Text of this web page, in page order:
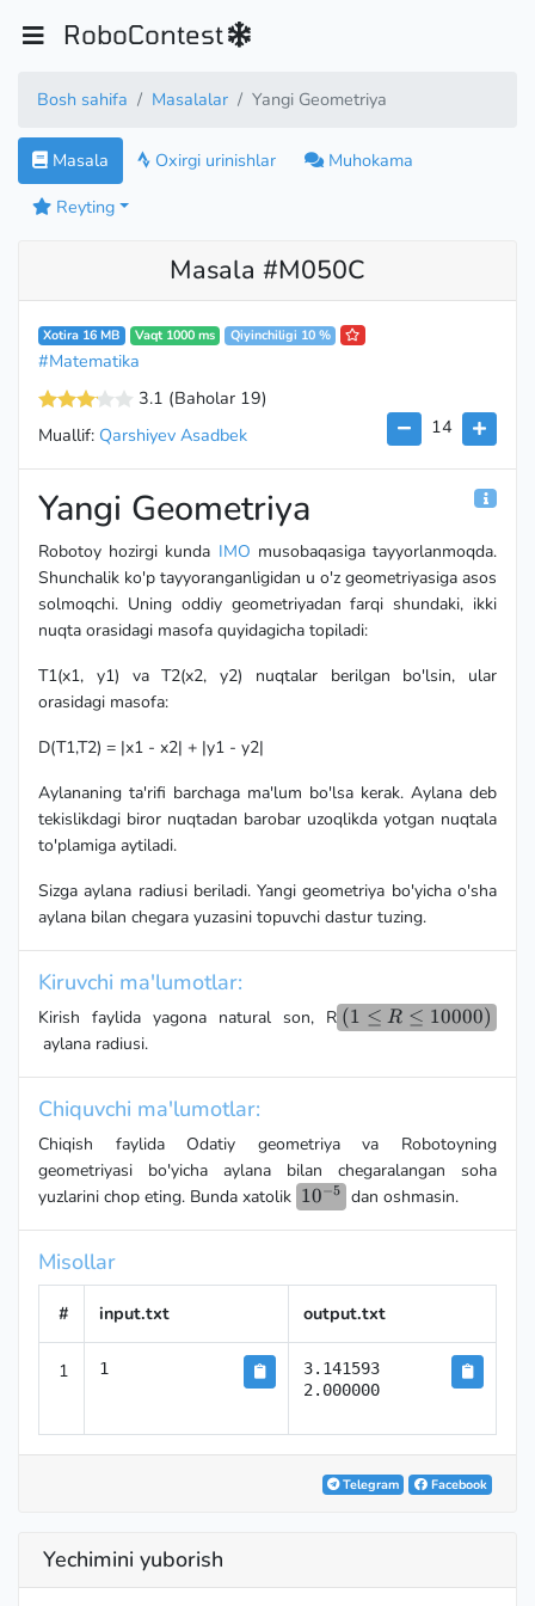
RoboContest
Bosh sahifa Masalalar Yangi Geometriya
Masala Oxirgi urinishlar
Muhokama
Reyting
Masala #M050C
Xotira 16 MB Vaqt 1000 ms Qiyinchiligi 10 %
#Matematika
3.1 (Baholar 19)
14
Muallif: Qarshiyev Asadbek
Yangi Geometriya
Robotoy hozirgi kunda IMO musobaqasiga tayyorlanmoqda.
Shunchalik ko'p tayyoranganligidan u o'z geometriyasiga asos
solmoqchi. Uning oddiy geometriyadan farqi shundaki, ikki
nuqta orasidagi masofa quyidagicha topiladi:
T1(x1, y1) va T2(x2, y2) nuqtalar berilgan bo'lsin, ular
orasidagi masofa:
D(T1,T2) = |x1 - x2| + |y1 - y2|
Aylananing ta'rifi barchaga ma'lum bo'lsa kerak. Aylana deb
tekislikdagi biror nuqtadan barobar uzoqlikda yotgan nuqtala
to'plamiga aytiladi.
Sizga aylana radiusi beriladi. Yangi geometriya bo'yicha o'sha
aylana bilan chegara yuzasini topuvchi dastur tuzing.
Kiruvchi ma'lumotlar:
Kirish faylida yagona natural son, R (1 \le
(1 ≤ R ≤ 10000)
aylana radiusi.
Chiquvchi ma'lumotlar:
Chiqish faylida Odatiy geometriya va Robotoyning
geometriyasi bo'yicha aylana bilan chegaralangan soha
yuzlarini chop eting. Bunda xatolik 10^{-5}
10−5 dan oshmasin.
Misollar
# input.txt output.txt
1 1
3.141593
2.000000
Telegram Facebook
Yechimini yuborish